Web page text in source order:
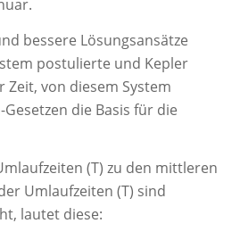
bessere Lösungsansätze
postulierte und Kepler
von diesem System
die Basis für die
(T) zu den mittleren
Umlaufzeiten (T) sind
lautet diese: